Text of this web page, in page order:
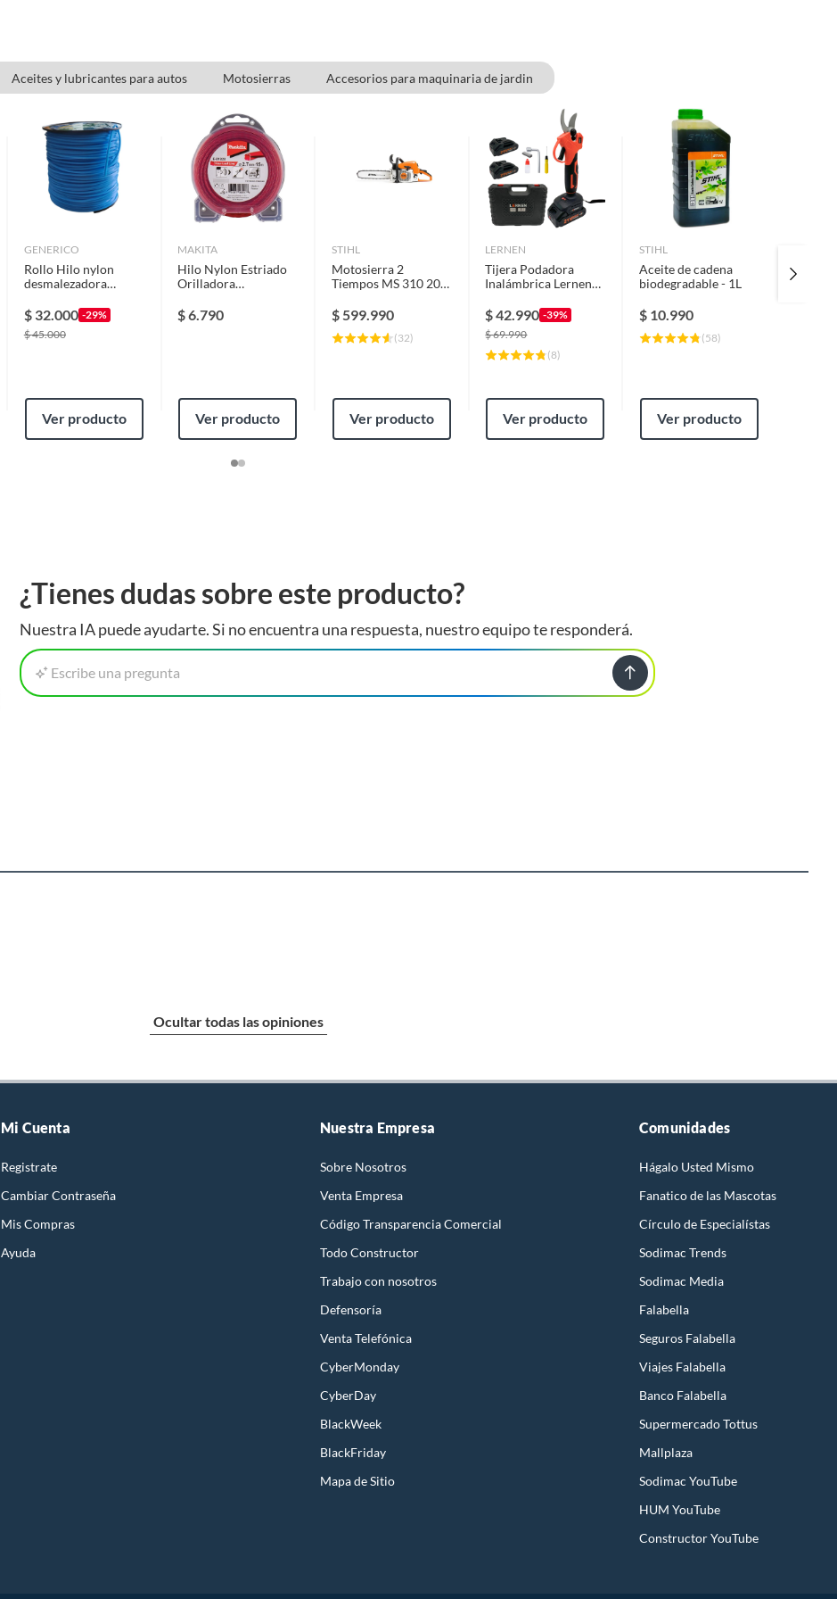
Aceites y lubricantes para autos Motosierras Accesorios para maquinaria de jardin
GENERICO
Rollo Hilo nylon
desmalezadora
200 mts CORTA
PASTO
$ 32.000 -29%
$45.000
Ver producto
MAKITA
Hilo Nylon Estriado
Orilladora
$6.790
Ver producto
STIHL
Motosierra 2
Tiempos MS 310 20"
$ 599.990
(32)
Ver producto
LERNEN
Tijera Podadora
Inalámbrica Lernen
maletín
$42.990 -39%
$69.990
(8)
Ver producto
STIHL
Aceite de cadena
biodegradable - 1L
$ 10.990
(58)
Ver producto
Aceite
¿Tienes dudas sobre este producto?
Nuestra IA puede ayudarte. Si no encuentra una respuesta, nuestro equipo te responderá.
Escribe una pregunta
Ocultar todas las opiniones
Mi Cuenta
Registrate
Cambiar Contraseña
Mis Compras
Ayuda
Nuestra Empresa
Sobre Nosotros
Venta Empresa
Código Transparencia Comercial
Todo Constructor
Trabajo con nosotros
Defensoría
Venta Telefónica
CyberMonday
CyberDay
BlackWeek
BlackFriday
Mapa de Sitio
Comunidades
Hágalo Usted Mismo
Fanatico de las Mascotas
Círculo de Especialístas
Sodimac Trends
Sodimac Media
Falabella
Seguros Falabella
Viajes Falabella
Banco Falabella
Supermercado Tottus
Mallplaza
Sodimac YouTube
HUM YouTube
Constructor YouTube